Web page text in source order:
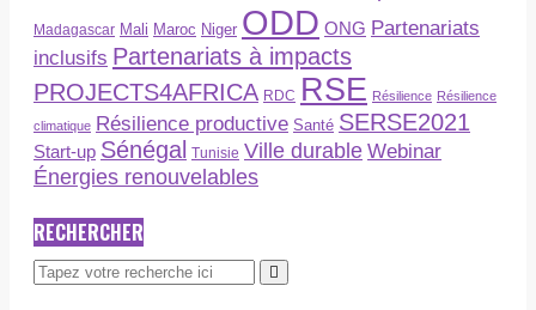
Madagascar Mali Maroc Niger ODD ONG Partenariats
inclusifs Partenariats à impacts
PROJECTS4AFRICA RDC RSE Résilience Résilience
climatique Résilience productive Santé SERSE2021
Start-up Sénégal Tunisie Ville durable Webinar
Énergies renouvelables
RECHERCHER